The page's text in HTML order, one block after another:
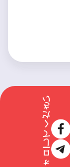
フォローしてください